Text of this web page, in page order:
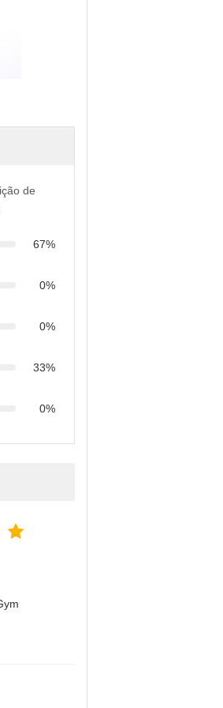
de
67%
0%
0%
33%
0%